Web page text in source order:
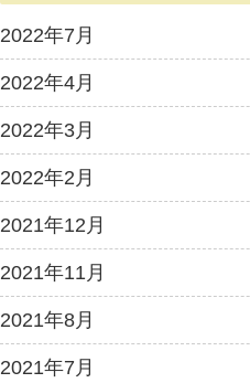
2022年7月
2022年4月
2022年3月
2022年2月
2021年12月
2021年11月
2021年8月
2021年7月